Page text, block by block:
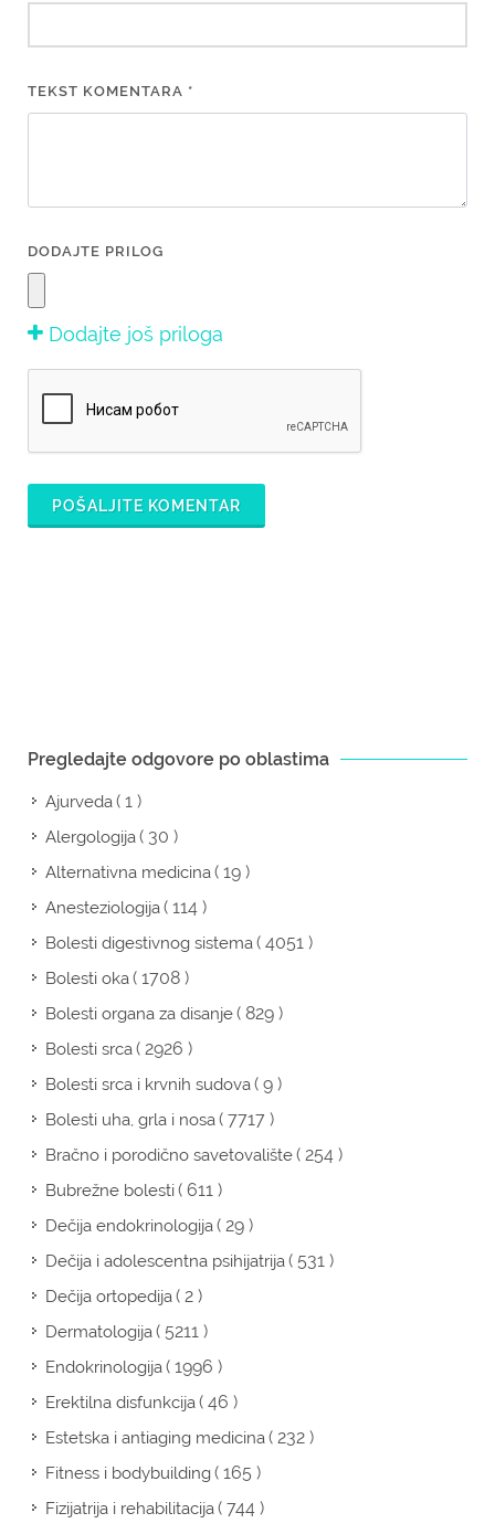
TEKST KOMENTARA *
DODAJTE PRILOG
Dodajte još priloga
POŠALJITE KOMENTAR
Pregledajte odgovore po oblastima
Ajurveda( 1 )
Alergologija( 30 )
Alternativna medicina( 19 )
Anesteziologija( 114 )
Bolesti digestivnog sistema( 4051 )
Bolesti oka( 1708 )
Bolesti organa za disanje( 829 )
Bolesti srca( 2926 )
Bolesti srca i krvnih sudova( 9 )
Bolesti uha, grla i nosa( 7717 )
Bračno i porodično savetovalište( 254 )
Bubrežne bolesti( 611 )
Dečija endokrinologija( 29 )
Dečija i adolescentna psihijatrija( 531 )
Dečija ortopedija( 2 )
Dermatologija( 5211 )
Endokrinologija( 1996 )
Erektilna disfunkcija( 46 )
Estetska i antiaging medicina( 232 )
Fitness i bodybuilding( 165 )
Fizijatrija i rehabilitacija( 744 )